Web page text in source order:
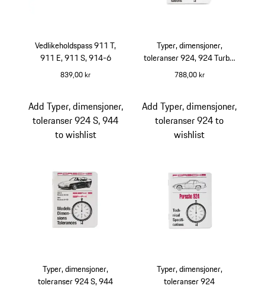
Vedlikeholdspass 911 T,
911 E, 911 S, 914-6
839,00 kr
Typer, dimensjoner,
toleranser 924, 924 Turbo,
Carrera
788,00 kr
Typer, dimensjoner,
toleranser 924 S, 944
Add Typer, dimensjoner,
toleranser 924 S, 944
to wishlist
Typer, dimensjoner,
toleranser 924
Add Typer, dimensjoner,
toleranser 924 to
wishlist